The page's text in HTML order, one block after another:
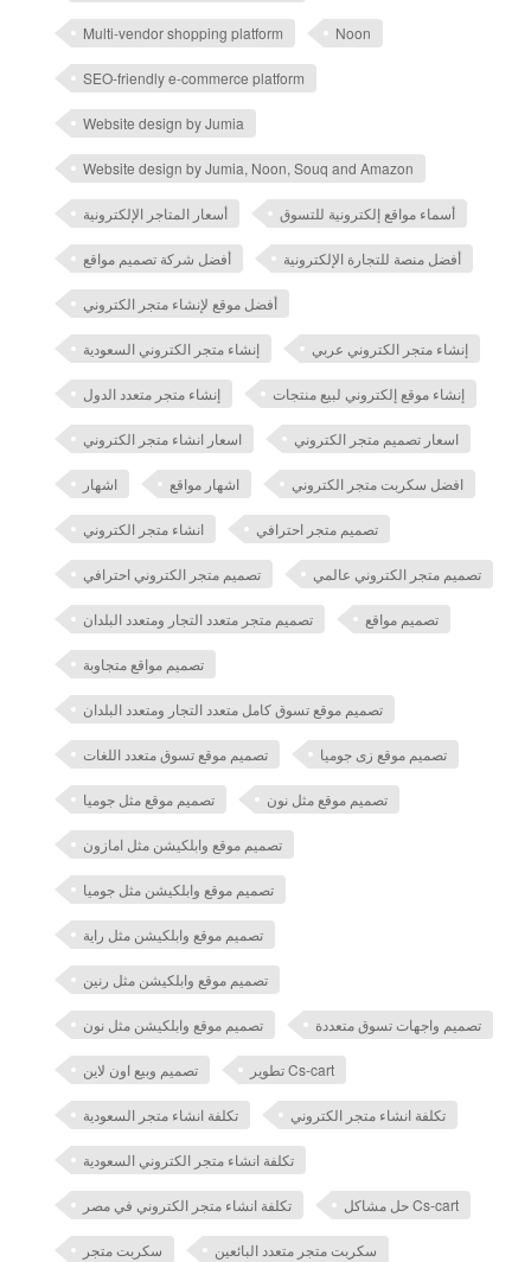
Multi-vendor shopping platform Noon
SEO-friendly e-commerce platform
Website design by Jumia
Website design by Jumia, Noon, Souq and Amazon
أسعار المتاجر الإلكترونية أسماء مواقع إلكترونية للتسوق
أفضل شركة تصميم مواقع أفضل منصة للتجارة الإلكترونية
أفضل موقع لإنشاء متجر الكتروني
إنشاء متجر الكتروني السعودية إنشاء متجر الكتروني عربي
إنشاء متجر متعدد الدول إنشاء موقع إلكتروني لبيع منتجات
اسعار انشاء متجر الكتروني اسعار تصميم متجر الكتروني
اشهار اشهار مواقع افضل سكربت متجر الكتروني
انشاء متجر الكتروني تصميم متجر احترافي
تصميم متجر الكتروني احترافي تصميم متجر الكتروني عالمي
تصميم متجر متعدد التجار ومتعدد البلدان تصميم مواقع
تصميم مواقع متجاوبة
تصميم موقع تسوق كامل متعدد التجار ومتعدد البلدان
تصميم موقع تسوق متعدد اللغات تصميم موقع زى جوميا
تصميم موقع مثل جوميا تصميم موقع مثل نون
تصميم موقع وابلكيشن مثل امازون
تصميم موقع وابلكيشن مثل جوميا
تصميم موقع وابلكيشن مثل راية
تصميم موقع وابلكيشن مثل رنين
تصميم موقع وابلكيشن مثل نون تصميم واجهات تسوق متعددة
تصميم وبيع اون لاين تطوير Cs-cart
تكلفة انشاء متجر السعودية تكلفة انشاء متجر الكتروني
تكلفة انشاء متجر الكتروني السعودية
تكلفة انشاء متجر الكتروني في مصر حل مشاكل Cs-cart
سكربت متجر سكربت متجر متعدد البائعين